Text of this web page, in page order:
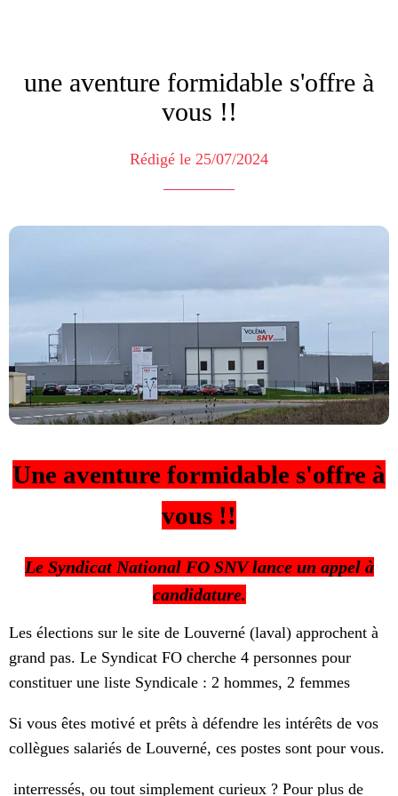
une aventure formidable s'offre à
vous !!
Rédigé le 25/07/2024
Une aventure formidable s'offre à
vous !!
Le Syndicat National FO SNV lance un appel à
candidature.
Les élections sur le site de Louverné (laval) approchent à
grand pas. Le Syndicat FO cherche 4 personnes pour
constituer une liste Syndicale : 2 hommes, 2 femmes
Si vous êtes motivé et prêts à défendre les intérêts de vos
collègues salariés de Louverné, ces postes sont pour vous.
interressés, ou tout simplement curieux ? Pour plus de